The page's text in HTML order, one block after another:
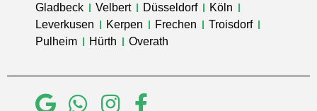
Gladbeck
Velbert Düsseldorf
Köln
Leverkusen
Kerpen Frechen
Troisdorf
Pulheim
Hürth Overath